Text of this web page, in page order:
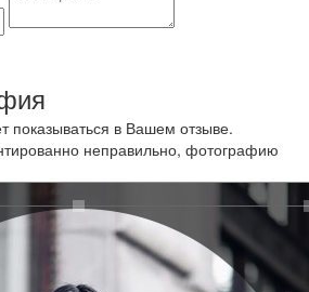
показываться в Вашем отзыве.
неправильно, фотографию